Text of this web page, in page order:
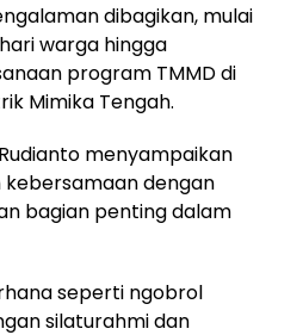
dibagikan, mulai
warga hingga
program TMMD di
Mimika Tengah.
menyampaikan
kebersamaan dengan
bagian penting dalam
seperti ngobrol
silaturahmi dan